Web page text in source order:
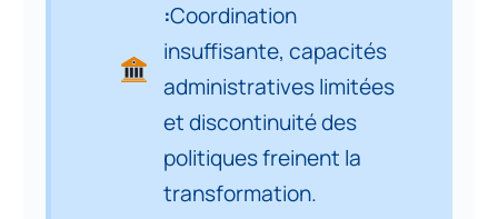
Partie 3. La contrainte centrale :
la gouvernance, les capacités
institutionnelles et le pilotage
stratégique
Partie 4. La contrainte
macroéconomique :
:Coordination
insuffisante, capacités
administratives limitées
et discontinuité des
politiques freinent la
transformation.